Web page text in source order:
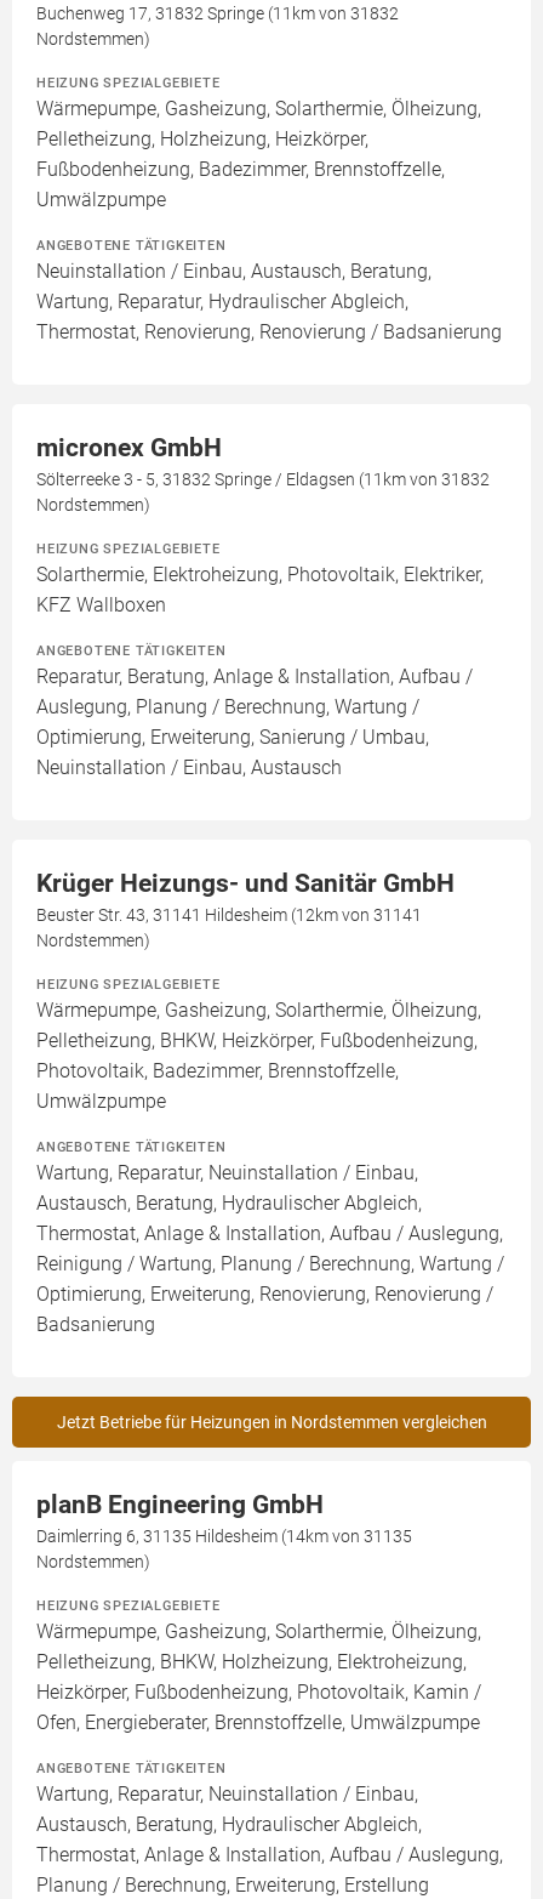
Buchenweg 17, 31832 Springe (11km von 31832
Nordstemmen)
HEIZUNG SPEZIALGEBIETE
Wärmepumpe, Gasheizung, Solarthermie, Ölheizung,
Pelletheizung, Holzheizung, Heizkörper,
Fußbodenheizung, Badezimmer, Brennstoffzelle,
Umwälzpumpe
ANGEBOTENE TÄTIGKEITEN
Neuinstallation / Einbau, Austausch, Beratung,
Wartung, Reparatur, Hydraulischer Abgleich,
Thermostat, Renovierung, Renovierung / Badsanierung
micronex GmbH
Sölterreeke 3 - 5, 31832 Springe / Eldagsen (11km von 31832
Nordstemmen)
HEIZUNG SPEZIALGEBIETE
Solarthermie, Elektroheizung, Photovoltaik, Elektriker,
KFZ Wallboxen
ANGEBOTENE TÄTIGKEITEN
Reparatur, Beratung, Anlage & Installation, Aufbau /
Auslegung, Planung / Berechnung, Wartung /
Optimierung, Erweiterung, Sanierung / Umbau,
Neuinstallation / Einbau, Austausch
Krüger Heizungs- und Sanitär GmbH
Beuster Str. 43, 31141 Hildesheim (12km von 31141
Nordstemmen)
HEIZUNG SPEZIALGEBIETE
Wärmepumpe, Gasheizung, Solarthermie, Ölheizung,
Pelletheizung, BHKW, Heizkörper, Fußbodenheizung,
Photovoltaik, Badezimmer, Brennstoffzelle,
Umwälzpumpe
ANGEBOTENE TÄTIGKEITEN
Wartung, Reparatur, Neuinstallation / Einbau,
Austausch, Beratung, Hydraulischer Abgleich,
Thermostat, Anlage & Installation, Aufbau / Auslegung,
Reinigung / Wartung, Planung / Berechnung, Wartung /
Optimierung, Erweiterung, Renovierung, Renovierung /
Badsanierung
Jetzt Betriebe für Heizungen in Nordstemmen vergleichen
planB Engineering GmbH
Daimlerring 6, 31135 Hildesheim (14km von 31135
Nordstemmen)
HEIZUNG SPEZIALGEBIETE
Wärmepumpe, Gasheizung, Solarthermie, Ölheizung,
Pelletheizung, BHKW, Holzheizung, Elektroheizung,
Heizkörper, Fußbodenheizung, Photovoltaik, Kamin /
Ofen, Energieberater, Brennstoffzelle, Umwälzpumpe
ANGEBOTENE TÄTIGKEITEN
Wartung, Reparatur, Neuinstallation / Einbau,
Austausch, Beratung, Hydraulischer Abgleich,
Thermostat, Anlage & Installation, Aufbau / Auslegung,
Planung / Berechnung, Erweiterung, Erstellung